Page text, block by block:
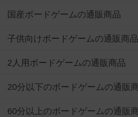
国産ボードゲームの通販商品
子供向けボードゲームの通販商品
2人用ボードゲームの通販商品
20分以下のボードゲームの通販
60分以上のボードゲームの通販